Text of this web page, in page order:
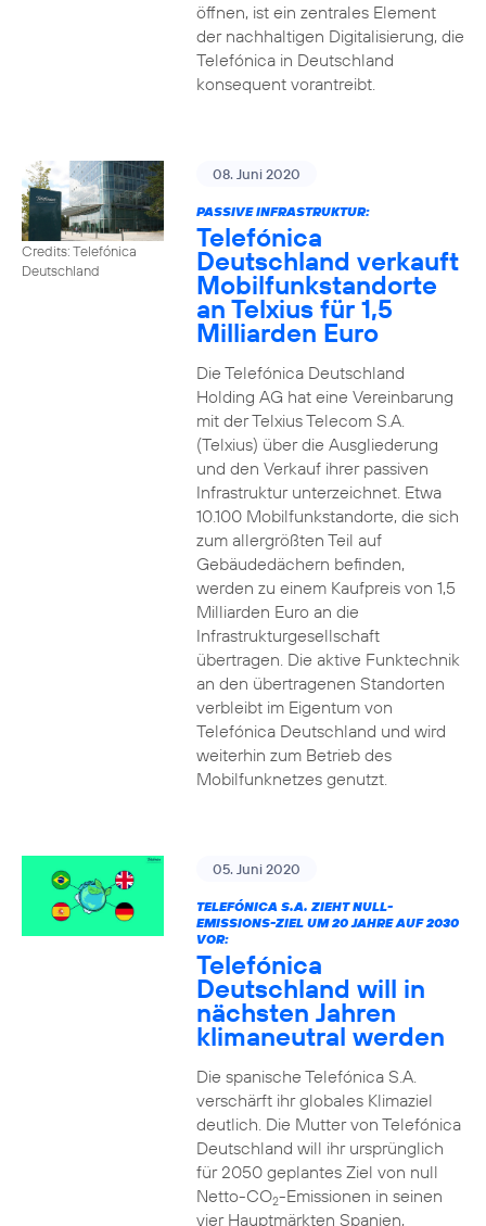
öffnen, ist ein zentrales Element
der nachhaltigen Digitalisierung, die
Telefónica in Deutschland
konsequent vorantreibt.
Credits: Telefónica
Deutschland
08. Juni 2020
PASSIVE INFRASTRUKTUR:
Telefónica
Deutschland verkauft
Mobilfunkstandorte
an Telxius für 1,5
Milliarden Euro
Die Telefónica Deutschland
Holding AG hat eine Vereinbarung
mit der Telxius Telecom S.A.
(Telxius) über die Ausgliederung
und den Verkauf ihrer passiven
Infrastruktur unterzeichnet. Etwa
10.100 Mobilfunkstandorte, die sich
zum allergrößten Teil auf
Gebäudedächern befinden,
werden zu einem Kaufpreis von 1,5
Milliarden Euro an die
Infrastrukturgesellschaft
übertragen. Die aktive Funktechnik
an den übertragenen Standorten
verbleibt im Eigentum von
Telefónica Deutschland und wird
weiterhin zum Betrieb des
Mobilfunknetzes genutzt.
05. Juni 2020
TELEFÓNICA S.A. ZIEHT NULL-
EMISSIONS-ZIEL UM 20 JAHRE AUF 2030
VOR:
Telefónica
Deutschland will in
nächsten Jahren
klimaneutral werden
Die spanische Telefónica S.A.
verschärft ihr globales Klimaziel
deutlich. Die Mutter von Telefónica
Deutschland will ihr ursprünglich
für 2050 geplantes Ziel von null
Netto-CO2-Emissionen in seinen
vier Hauptmärkten Spanien,